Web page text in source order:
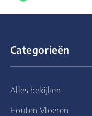
Categorieën
Alles bekijken
Houten Vloeren